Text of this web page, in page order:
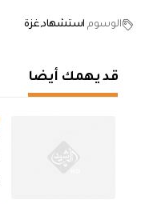
الوسوم استشهاد غزة
قد يهمك أيضا